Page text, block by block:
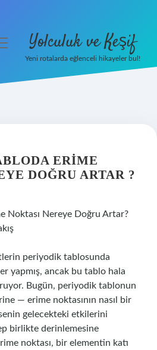
Yolculuk ve Keşif
Yeni rotalarda eğlenceli hikayeler bul!
ERIME
DOĞRU ARTAR ?
Noktası Nereye Doğru Artar?
periyodik tablosunda
yapmış, ancak bu tablo hala
Bugün, periyodik tablonun
— erime noktasının nasıl bir
gelecekteki etkilerini
birlikte derinlemesine
noktası, bir elementin katı